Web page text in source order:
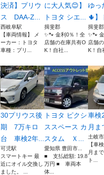
決済】プリウ
ス DAA-Z...
西岐阜駅
【車両情報】 メ
ーカー：トヨタ
車種：プリ...
に大人気😊】
トヨタ シエ...
揖斐郡
✨🐾 金利0％！全
店舗の在庫共有O
K！自社...
ゆっ
🌵】
揖斐郡
✨🐾
店舗
K！自
30プリウス後
期 7万キロ
台 車検2年...
可児駅
スマートキー 最
近にオイル交換し
ました。 ...
トヨタ ピクシ
ススペース カ
スタム Ｘ...
愛知県 豊田市...
■ 支払総額: 19.8
万円 ■ 車両本
体...
車検
月ま
土岐
【車
月ま
ト...